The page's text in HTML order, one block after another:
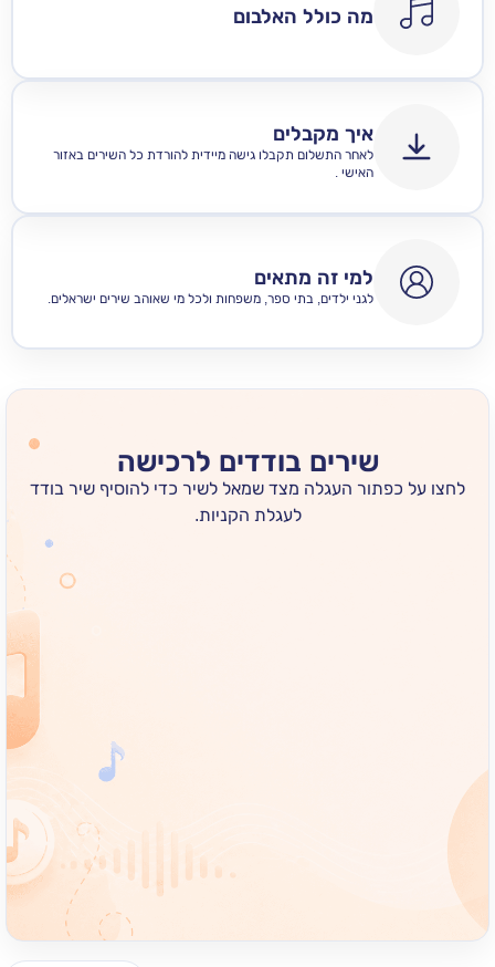
מה כולל האלבום
איך מקבלים
לאחר התשלום תקבלו גישה מיידית להורדת כל השירים באזור
למי זה מתאים
לגני ילדים, בתי ספר, משפחות ולכל מי שאוהב שירים ישראלים.
שירים בודדים לרכישה
כפתור העגלה מצד שמאל לשיר כדי להוסיף שיר בודד
לעגלת הקניות.